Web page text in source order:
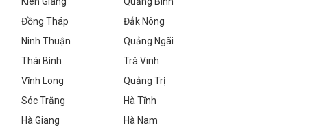
Đồng Tháp
Đắk Nông
Ninh Thuận
Quảng Ngãi
Thái Bình
Trà Vinh
Vĩnh Long
Quảng Trị
Sóc Trăng
Hà Tĩnh
Hà Giang
Hà Nam